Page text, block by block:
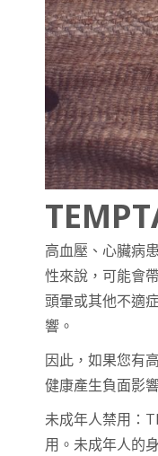
高血壓、心臟病
性來說，可能會
頭暈或其他不適
響。
因此，如果您有
健康產生負面影
未成年人禁用：
用。未成年人的